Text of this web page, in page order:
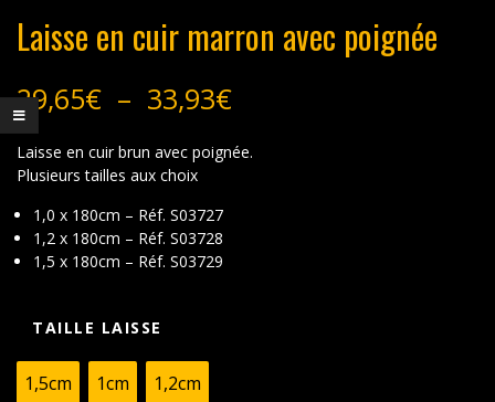
Laisse en cuir marron avec poignée
29,65€ – 33,93€Plage
prix :
29,65€
Laisse en cuir brun avec poignée.
Plusieurs tailles aux choix
1,0 x 180cm – Réf. S03727
1,2 x 180cm – Réf. S03728
1,5 x 180cm – Réf. S03729
TAILLE LAISSE
1,5cm 1cm 1,2cm